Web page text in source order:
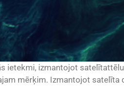
ietekmi, izmantojot
mērķim. Izmantojot satelīta